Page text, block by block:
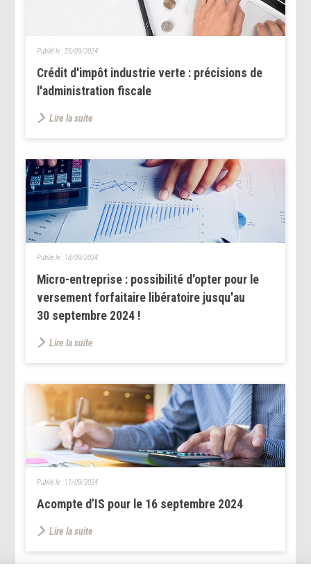
Crédit d'impôt industrie verte : précisions de
l'administration fiscale
Publié le : 25/09/2024
Lire la suite
Micro-entreprise : possibilité d'opter pour le
versement forfaitaire libératoire jusqu'au
30 septembre 2024 !
Publié le : 18/09/2024
Lire la suite
Acompte d’IS pour le 16 septembre 2024
Publié le : 11/09/2024
Lire la suite